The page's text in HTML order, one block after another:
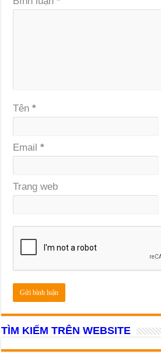
Tên*
Email*
Trang web
TÌM KIẾM TRÊN WEBSITE